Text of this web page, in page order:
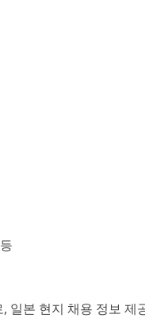
일본 현지 채용 정보 제